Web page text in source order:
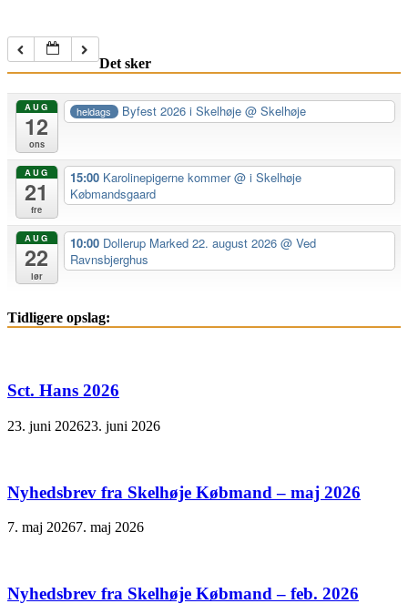
Det sker
AUG
12
ons
heldags Byfest 2026 i Skelhøje@ Skelhøje
AUG
21
fre
15:00 Karolinepigerne kommer@ i Skelhøje
Købmandsgaard
AUG
22
lør
10:00 Dollerup Marked 22. august 2026 @ Ved
Ravnsbjerghus
Tidligere opslag:
Sct. Hans 2026
23. juni 202623. juni 2026
Nyhedsbrev fra Skelhøje Købmand – maj 2026
7. maj 20267. maj 2026
Nyhedsbrev fra Skelhøje Købmand – feb. 2026